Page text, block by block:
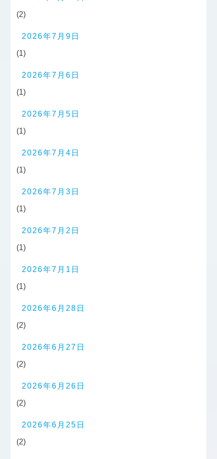
(2)
2026年7月9日
(1)
2026年7月6日
(1)
2026年7月5日
(1)
2026年7月4日
(1)
2026年7月3日
(1)
2026年7月2日
(1)
2026年7月1日
(1)
2026年6月28日
(2)
2026年6月27日
(2)
2026年6月26日
(2)
2026年6月25日
(2)